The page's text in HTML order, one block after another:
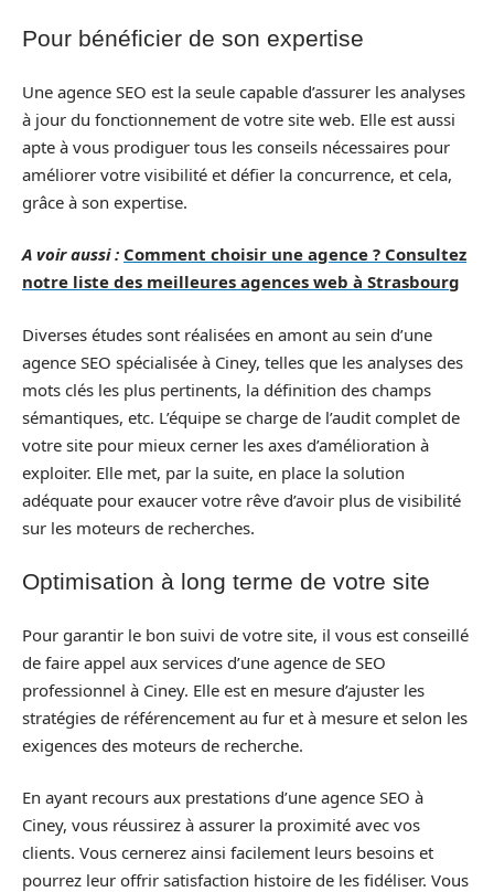
Pour bénéficier de son expertise
Une agence SEO est la seule capable d’assurer les analyses
à jour du fonctionnement de votre site web. Elle est aussi
apte à vous prodiguer tous les conseils nécessaires pour
améliorer votre visibilité et défier la concurrence, et cela,
grâce à son expertise.
A voir aussi : Comment choisir une agence ? Consultez
notre liste des meilleures agences web à Strasbourg
Diverses études sont réalisées en amont au sein d’une
agence SEO spécialisée à Ciney, telles que les analyses des
mots clés les plus pertinents, la définition des champs
sémantiques, etc. L’équipe se charge de l’audit complet de
votre site pour mieux cerner les axes d’amélioration à
exploiter. Elle met, par la suite, en place la solution
adéquate pour exaucer votre rêve d’avoir plus de visibilité
sur les moteurs de recherches.
Optimisation à long terme de votre site
Pour garantir le bon suivi de votre site, il vous est conseillé
de faire appel aux services d’une agence de SEO
professionnel à Ciney. Elle est en mesure d’ajuster les
stratégies de référencement au fur et à mesure et selon les
exigences des moteurs de recherche.
En ayant recours aux prestations d’une agence SEO à
Ciney, vous réussirez à assurer la proximité avec vos
clients. Vous cernerez ainsi facilement leurs besoins et
pourrez leur offrir satisfaction histoire de les fidéliser. Vous